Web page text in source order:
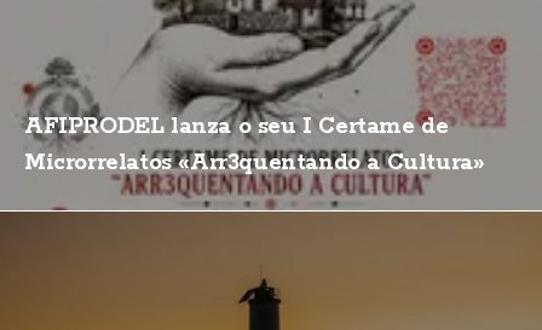
AFIPRODEL lanza o seu I Certame de
Microrrelatos «Arr3quentando a Cultura»